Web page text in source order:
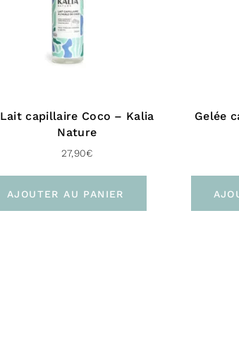
Provitamines B5 :
provitamine B5 ou Panthenol
Le miel : Ses propriétés
cheveux texturés
Lait capillaire Coco – Kalia
Nature
27,90€
AJOUTER AU PANIER
Gelée